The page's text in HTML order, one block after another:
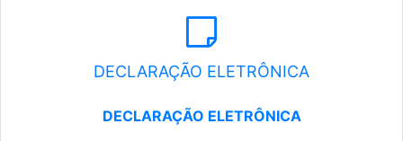
DECLARAÇÃO ELETRÔNICA
DECLARAÇÃO ELETRÔNICA